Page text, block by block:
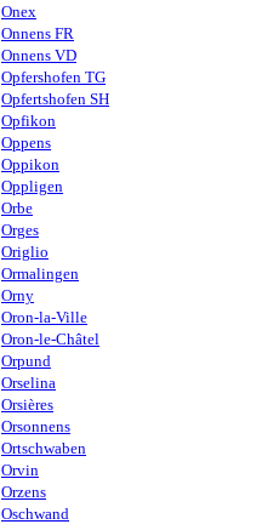
Onex
Onnens FR
Onnens VD
Opfershofen TG
Opfertshofen SH
Opfikon
Oppens
Oppikon
Oppligen
Orbe
Orges
Origlio
Ormalingen
Orny
Oron-la-Ville
Oron-le-Châtel
Orpund
Orselina
Orsières
Orsonnens
Ortschwaben
Orvin
Orzens
Oschwand